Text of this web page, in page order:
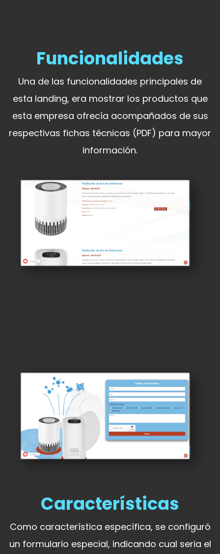
Funcionalidades
Una de las funcionalidades principales de
esta landing, era mostrar los productos que
esta empresa ofrecía acompañados de sus
respectivas fichas técnicas (PDF) para mayor
información.
Características
Como característica específica, se configuró
un formulario especial, indicando cual seria el